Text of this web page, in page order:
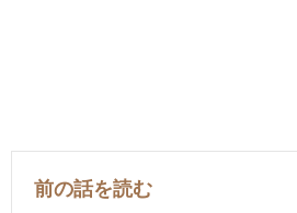
前の話を読む